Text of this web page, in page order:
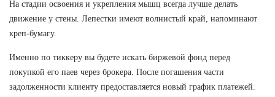
На стадии освоения и укрепления мышц всегда лучше делать
движение у стены. Лепестки имеют волнистый край, напоминают
креп-бумагу.
Именно по тиккеру вы будете искать биржевой фонд перед
покупкой его паев через брокера. После погашения части
задолженности клиенту предоставляется новый график платежей.